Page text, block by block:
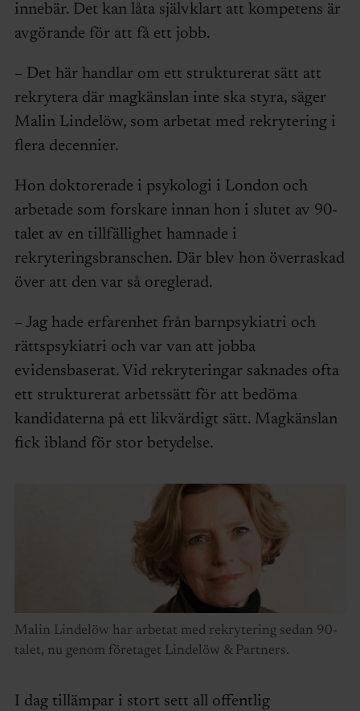
innebär. Det kan låta självklart att kompetens är
avgörande för att få ett jobb.
– Det här handlar om ett strukturerat sätt att
rekrytera där magkänslan inte ska styra, säger
Malin Lindelöw, som arbetat med rekrytering i
flera decennier.
Hon doktorerade i psykologi i London och
arbetade som forskare innan hon i slutet av 90-
talet av en tillfällighet hamnade i
rekryteringsbranschen. Där blev hon överraskad
över att den var så oreglerad.
– Jag hade erfarenhet från barnpsykiatri och
rättspsykiatri och var van att jobba
evidensbaserat. Vid rekryteringar saknades ofta
ett strukturerat arbetssätt för att bedöma
kandidaterna på ett likvärdigt sätt. Magkänslan
fick ibland för stor betydelse.
Malin Lindelöw har arbetat med rekrytering sedan 90-
talet, nu genom företaget Lindelöw & Partners.
I dag tillämpar i stort sett all offentlig